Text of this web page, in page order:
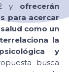
y ofrecerán
para acercar
como un
la
y
busca